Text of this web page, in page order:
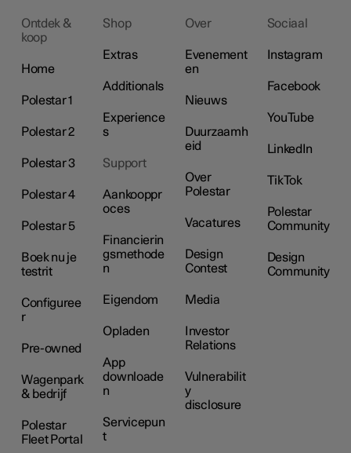
Ontdek &
koop
Home
Polestar 1
Polestar 2
Polestar 3
Polestar 4
Polestar 5
Boek nu je
testrit
Configuree
r
Pre-owned
Wagenpark
& bedrijf
Polestar
Fleet Portal
Shop
Extras
Additionals
Experience
s
Support
Aankooppr
oces
Financierin
gsmethode
n
Eigendom
Opladen
App
downloade
n
Servicepun
t
Over
Evenement
en
Nieuws
Duurzaamh
eid
Over
Polestar
Vacatures
Design
Contest
Media
Investor
Relations
Vulnerabilit
y
disclosure
Sociaal
Instagram
Facebook
YouTube
LinkedIn
TikTok
Polestar
Community
Design
Community